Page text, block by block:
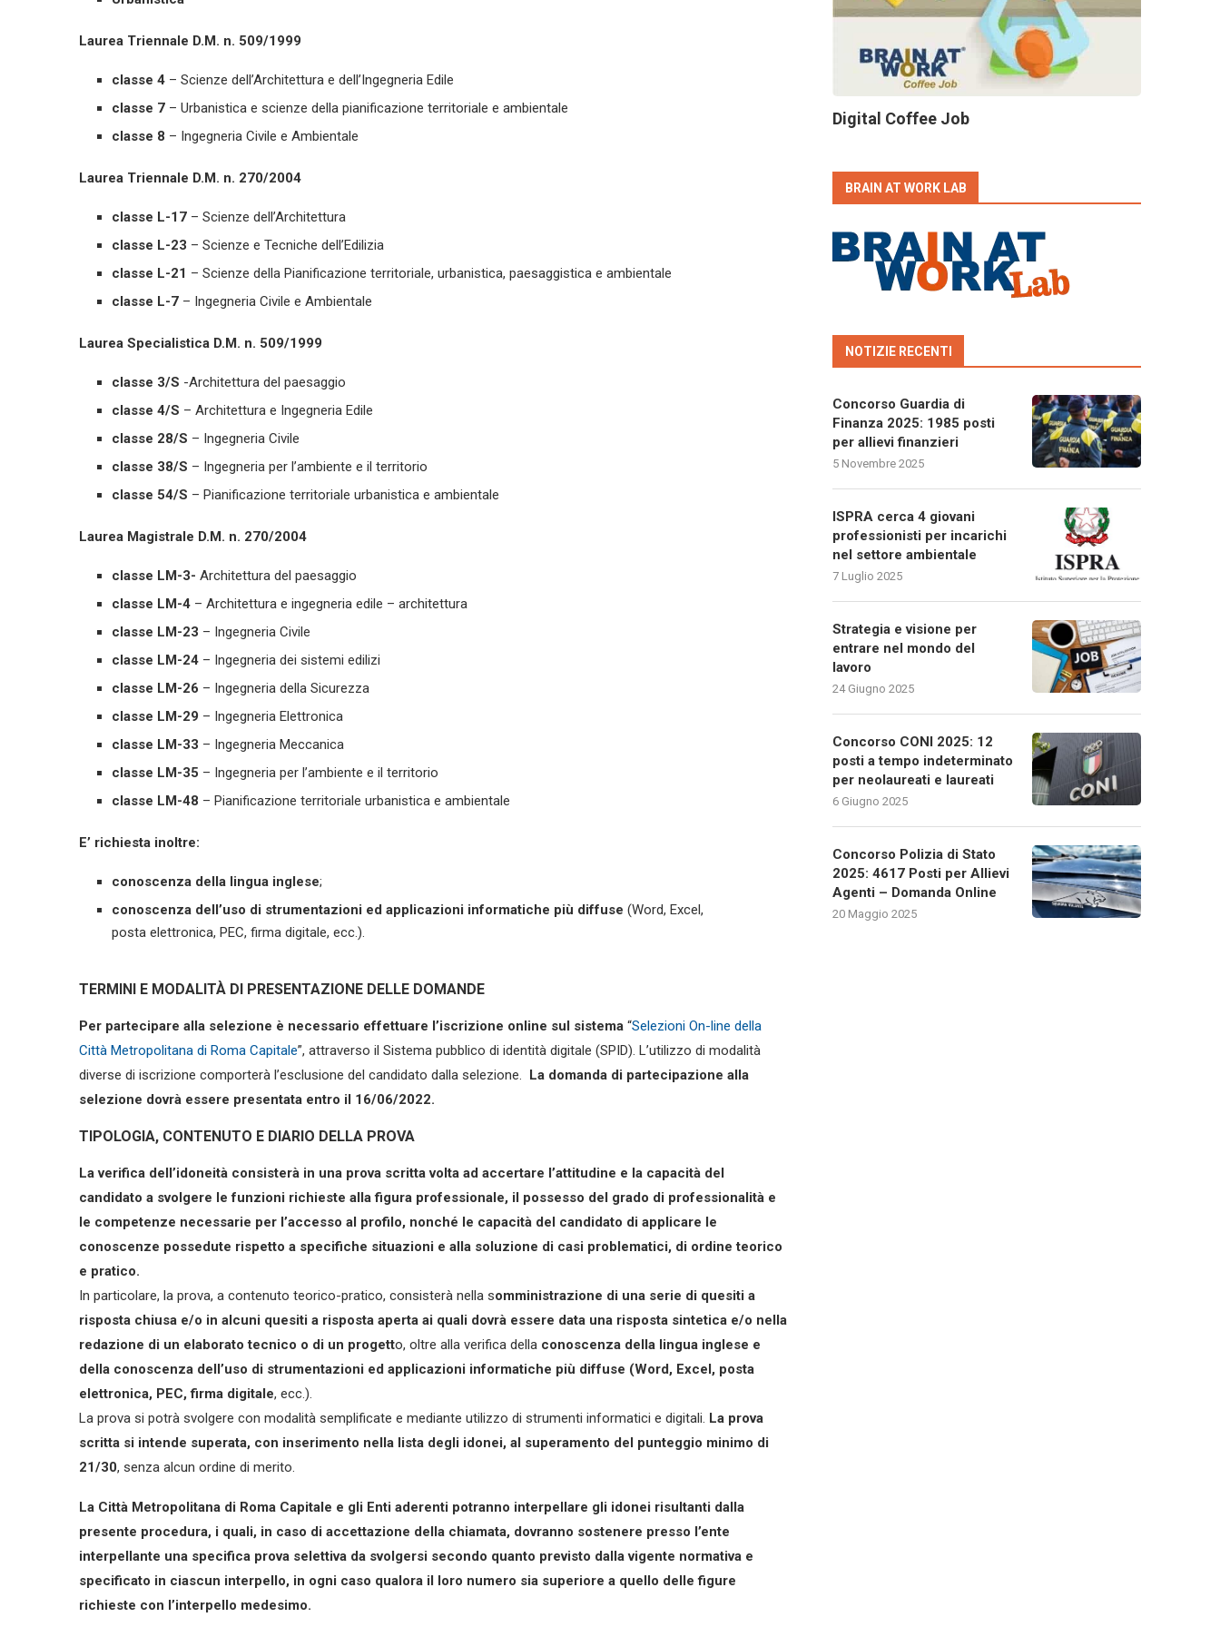
Laurea Triennale D.M. n. 509/1999
classe 4 – Scienze dell’Architettura e dell’Ingegneria Edile
classe 7 – Urbanistica e scienze della pianificazione territoriale e ambientale
classe 8 – Ingegneria Civile e Ambientale
Laurea Triennale D.M. n. 270/2004
classe L-17 – Scienze dell’Architettura
classe L-23 – Scienze e Tecniche dell’Edilizia
classe L-21 – Scienze della Pianificazione territoriale, urbanistica, paesaggistica e ambientale
classe L-7 – Ingegneria Civile e Ambientale
Laurea Specialistica D.M. n. 509/1999
classe 3/S -Architettura del paesaggio
classe 4/S – Architettura e Ingegneria Edile
classe 28/S – Ingegneria Civile
classe 38/S – Ingegneria per l’ambiente e il territorio
classe 54/S – Pianificazione territoriale urbanistica e ambientale
Laurea Magistrale D.M. n. 270/2004
classe LM-3- Architettura del paesaggio
classe LM-4 – Architettura e ingegneria edile – architettura
classe LM-23 – Ingegneria Civile
classe LM-24 – Ingegneria dei sistemi edilizi
classe LM-26 – Ingegneria della Sicurezza
classe LM-29 – Ingegneria Elettronica
classe LM-33 – Ingegneria Meccanica
classe LM-35 – Ingegneria per l’ambiente e il territorio
classe LM-48 – Pianificazione territoriale urbanistica e ambientale
E’ richiesta inoltre:
conoscenza della lingua inglese;
conoscenza dell’uso di strumentazioni ed applicazioni informatiche più diffuse (Word, Excel,
posta elettronica, PEC, firma digitale, ecc.).
TERMINI E MODALITÀ DI PRESENTAZIONE DELLE DOMANDE
Per partecipare alla selezione è necessario effettuare l’iscrizione online sul sistema “Selezioni On-line della
Città Metropolitana di Roma Capitale”, attraverso il Sistema pubblico di identità digitale (SPID). L’utilizzo di modalità
diverse di iscrizione comporterà l’esclusione del candidato dalla selezione. La domanda di partecipazione alla
selezione dovrà essere presentata entro il 16/06/2022.
TIPOLOGIA, CONTENUTO E DIARIO DELLA PROVA
La verifica dell’idoneità consisterà in una prova scritta volta ad accertare l’attitudine e la capacità del
candidato a svolgere le funzioni richieste alla figura professionale, il possesso del grado di professionalità e
le competenze necessarie per l’accesso al profilo, nonché le capacità del candidato di applicare le
conoscenze possedute rispetto a specifiche situazioni e alla soluzione di casi problematici, di ordine teorico
e pratico.
In particolare, la prova, a contenuto teorico-pratico, consisterà nella somministrazione di una serie di quesiti a
risposta chiusa e/o in alcuni quesiti a risposta aperta ai quali dovrà essere data una risposta sintetica e/o nella
redazione di un elaborato tecnico o di un progetto, oltre alla verifica della conoscenza della lingua inglese e
della conoscenza dell’uso di strumentazioni ed applicazioni informatiche più diffuse (Word, Excel, posta
elettronica, PEC, firma digitale, ecc.).
La prova si potrà svolgere con modalità semplificate e mediante utilizzo di strumenti informatici e digitali. La prova
scritta si intende superata, con inserimento nella lista degli idonei, al superamento del punteggio minimo di
21/30, senza alcun ordine di merito.
La Città Metropolitana di Roma Capitale e gli Enti aderenti potranno interpellare gli idonei risultanti dalla
presente procedura, i quali, in caso di accettazione della chiamata, dovranno sostenere presso l’ente
interpellante una specifica prova selettiva da svolgersi secondo quanto previsto dalla vigente normativa e
specificato in ciascun interpello, in ogni caso qualora il loro numero sia superiore a quello delle figure
richieste con l’interpello medesimo.
Digital Coffee Job
BRAIN AT WORK LAB
NOTIZIE RECENTI
Concorso Guardia di
Finanza 2025: 1985 posti
per allievi finanzieri
5 Novembre 2025
ISPRA cerca 4 giovani
professionisti per incarichi
nel settore ambientale
7 Luglio 2025
Strategia e visione per
entrare nel mondo del
lavoro
24 Giugno 2025
Concorso CONI 2025: 12
posti a tempo indeterminato
per neolaureati e laureati
6 Giugno 2025
Concorso Polizia di Stato
2025: 4617 Posti per Allievi
Agenti – Domanda Online
20 Maggio 2025